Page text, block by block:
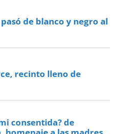
de blanco y negro al
recinto lleno de
consentida? de